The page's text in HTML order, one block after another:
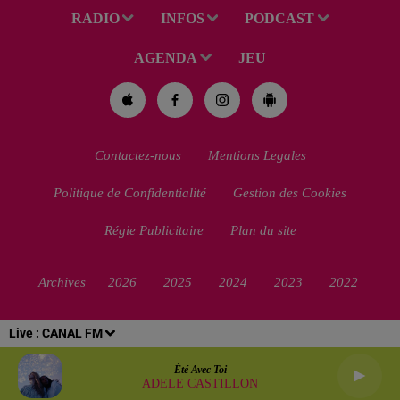
Live : CANAL FM
Été Avec Toi
ADELE CASTILLON
RADIO INFOS PODCAST
AGENDA JEU
Contactez-nous Mentions Legales
Politique de Confidentialité Gestion des Cookies
Régie Publicitaire Plan du site
Archives 2026 2025 2024 2023 2022